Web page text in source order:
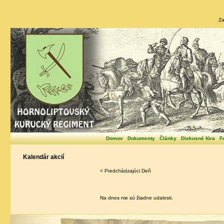
Domov Dokumenty Články Diskusné fóra
Kalendár akcií
< Predchádzajúci Deň
Na dnes nie sú žiadne udalosti.